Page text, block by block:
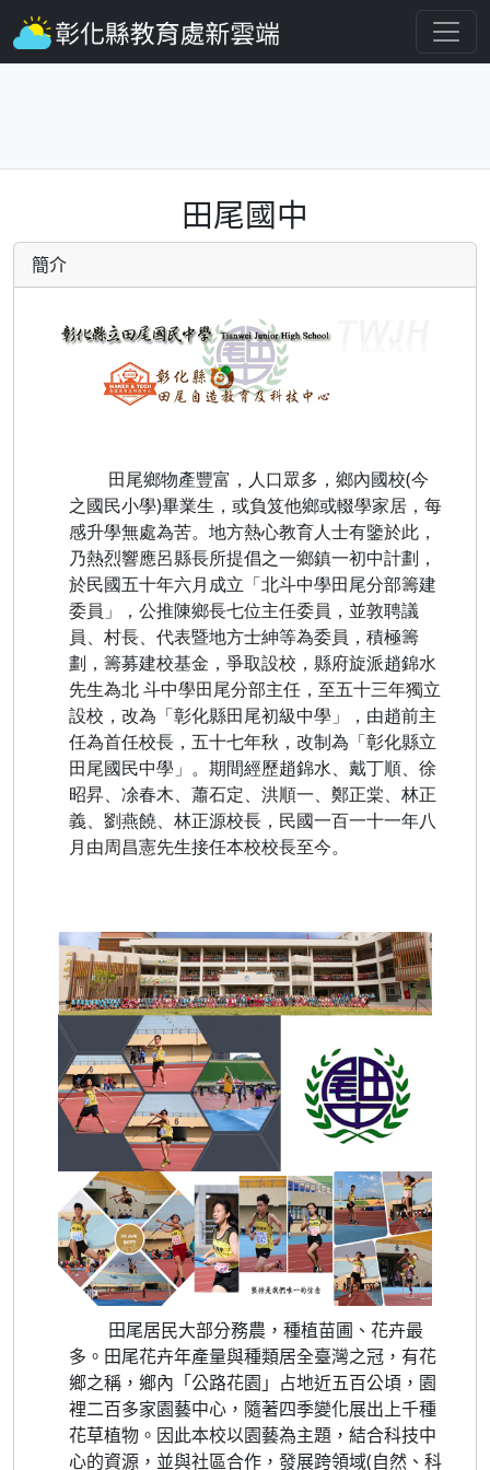
田尾國中
簡介
田尾鄉物產豐富，人口眾多，鄉內國校(今
之國民小學)畢業生，或負笈他鄉或輟學家居，每
感升學無處為苦。 地方熱心教育人士有鑒於此，
乃熱烈響應呂縣長所提倡之一鄉鎮一初中計劃，
於民國五十年六月成立「北斗中學田尾分部籌建
委員」，公推陳鄉長七位主任委員，並敦聘議
員、村長、代表暨地方士紳等為委員，積極籌
劃，籌募建校基金，爭取設校，縣府旋派趙錦水
先生為北 斗中學田尾分部主任，至五十三年獨立
設校，改為「彰化縣田尾初級中學」，由趙前主
任為首任校長，五十七年秋，改制為「彰化縣立
田尾國民中學」。期間經歷趙錦水、戴丁順、徐
昭昇、凃春木、蕭石定、洪順一、鄭正棠、林正
義、劉燕饒、林正源校長，民國一百一十一年八
月由周昌憲先生接任本校校長至今。
田尾居民大部分務農，種植苗圃、花卉最
多。田尾花卉年產量與種類居全臺灣之冠，有花
鄉之稱，鄉內「公路花園」占地近五百公頃，園
裡二百多家園藝中心，隨著四季變化展出上千種
花草植物。因此本校以園藝為主題，結合科技中
心的資源，並與社區合作，發展跨領域(自然、科